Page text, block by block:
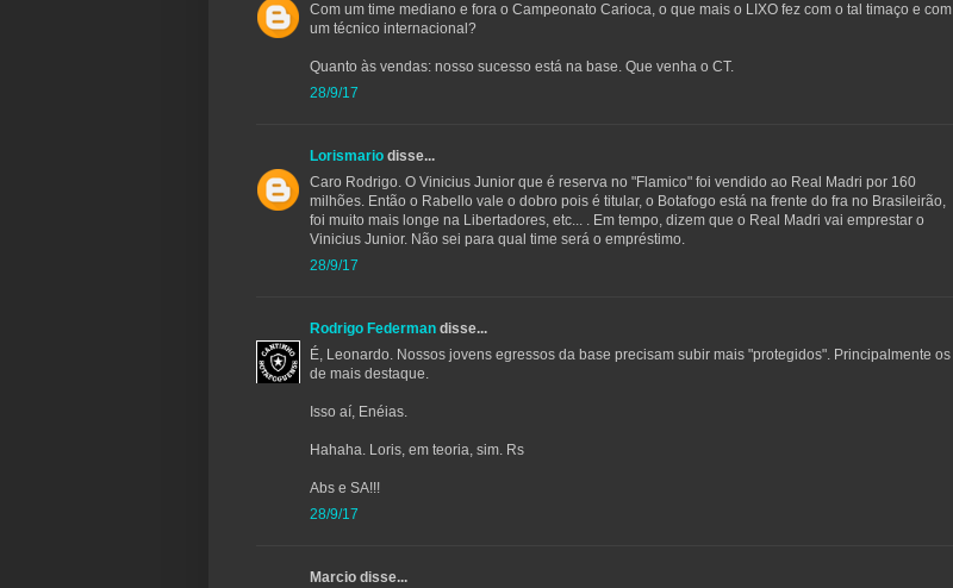
Com um time mediano e fora o Campeonato Carioca, o que mais o LIXO fez com o tal timaço e com
um técnico internacional?
Quanto às vendas: nosso sucesso está na base. Que venha o CT.
28/9/17
Lorismario disse...
Caro Rodrigo. O Vinicius Junior que é reserva no "Flamico" foi vendido ao Real Madri por 160
milhões. Então o Rabello vale o dobro pois é titular, o Botafogo está na frente do fra no Brasileirão,
foi muito mais longe na Libertadores, etc... . Em tempo, dizem que o Real Madri vai emprestar o
Vinicius Junior. Não sei para qual time será o empréstimo.
28/9/17
Rodrigo Federman disse...
É, Leonardo. Nossos jovens egressos da base precisam subir mais "protegidos". Principalmente os
de mais destaque.
Isso aí, Enéias.
Hahaha. Loris, em teoria, sim. Rs
Abs e SA!!!
28/9/17
Marcio disse...